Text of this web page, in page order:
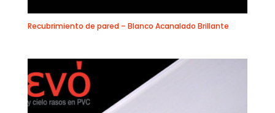
Recubrimiento de pared – Blanco Acanalado Brillante